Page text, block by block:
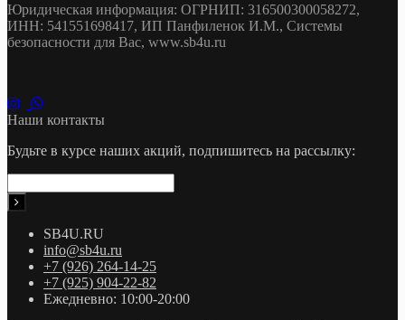
Юридическая информация: ОГРНИП: 316500300058272,
ИНН: 541551698417, ИП Панфиленок И.М., Системы
безопасности для Вас, www.sb4u.ru
Наши контакты
Будьте в курсе наших акций, подпишитесь на рассылку:
SB4U.RU
info@sb4u.ru
+7 (926) 264-14-25
+7 (925) 904-22-82
Ежедневно: 10:00-20:00